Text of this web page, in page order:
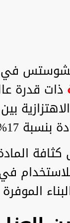
ذات قدرة
17%.
كثافة